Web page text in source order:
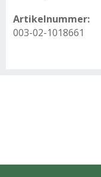
Artikelnummer:
003-02-1018661